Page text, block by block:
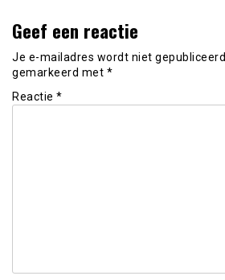
Geef een reactie
Je e-mailadres wordt niet gepubliceerd.
gemarkeerd met *
Reactie *